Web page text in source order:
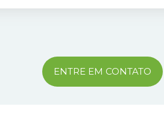
ENTRE EM CONTATO